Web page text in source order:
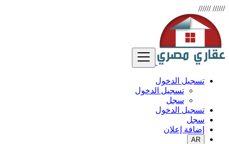
//////
//////
تسجيل الدخول
تسجيل الدخول
سجل
تسجيل الدخول
سجل
إضافة إعلان
AR